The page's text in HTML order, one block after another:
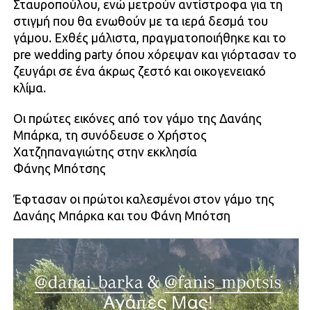
Σταυροπούλου, ενώ μετρούν αντίστροφα για τη
στιγμή που θα ενωθούν με τα ιερά δεσμά του
γάμου. Εχθές μάλιστα, πραγματοποιήθηκε και το
pre wedding party όπου χόρεψαν και γιόρτασαν το
ζευγάρι σε ένα άκρως ζεστό και οικογενειακό
κλίμα.
Οι πρώτες εικόνες από τον γάμο της Δανάης
Μπάρκα, τη συνόδευσε ο Χρήστος
Χατζηπαναγιώτης στην εκκλησία
Φάνης Μπότσης
Έφτασαν οι πρώτοι καλεσμένοι στον γάμο της
Δανάης Μπάρκα και του Φάνη Μπότση
Πρόγραμμα
Αναπαραγωγής
Βίντεο